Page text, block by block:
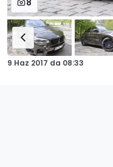
8
9 Haz 2017 da 08:33